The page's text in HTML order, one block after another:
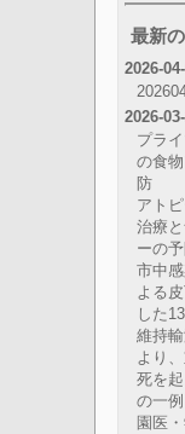
最新
2026-
2026-
プラ
の食
防
アト
治療
ーの
市中
よる
した
維持
より
死を
の一例
園医